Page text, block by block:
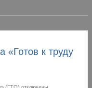
«Готов к труду